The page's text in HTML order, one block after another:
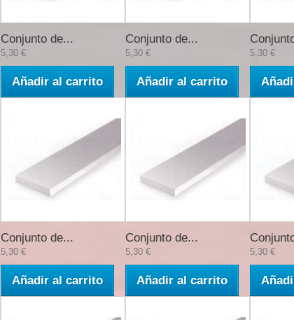
Conjunto de...
5,30 €
Añadir al carrito
Conjunto de...
5,30 €
Añadir al carrito
5,30 €
Conjunto de...
5,30 €
Añadir al carrito
Conjunto de...
5,30 €
Añadir al carrito
5,30 €